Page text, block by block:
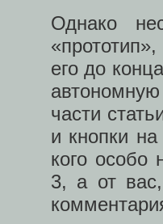
Однако
его до
части
и кнопки
кого особо
3, а от